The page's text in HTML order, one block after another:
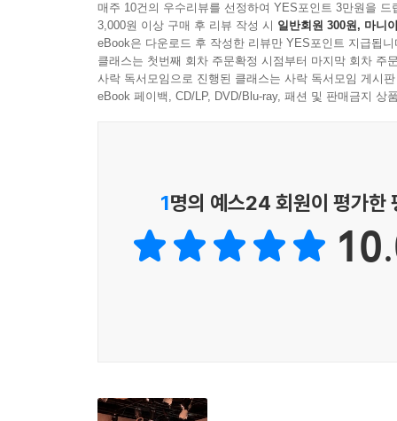
영화들을 소개한다.
저자의 글을 통해 우리는 이미 본 영화든 아직 보
영화에서 다시 책으로 이어지는 풍성한 감상의 경
매주 10건의 우수리뷰를 선정하여 YES포인트 3만원을 드
3,000원 이상 구매 후 리뷰 작성 시 일반회원 300원, 마니
eBook은 다운로드 후 작성한 리뷰만 YES포인트 지급됩니
클래스는 첫번째 회차 주문확정 시점부터 마지막 회차 주
사락 독서모임으로 진행된 클래스는 사락 독서모임 게시
eBook 페이백, CD/LP, DVD/Blu-ray, 패션 및 판매금지 상
1명의 예스24 회원이 평가한